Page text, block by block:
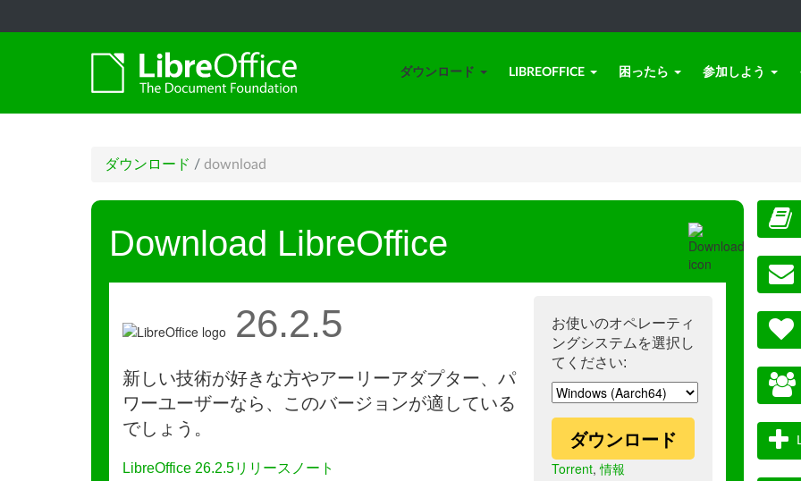
ダウンロード LIBREOFFICE 困ったら 参加しよう
ダウンロード / download
Download LibreOffice
お使いのオペレーティ
ングシステムを選択し
てください:
ダウンロード
Torrent,情報
26.2.5
新しい技術が好きな方やアーリーアダプター、パ
ワーユーザーなら、このバージョンが適している
でしょう。
LibreOffice 26.2.5リリースノート